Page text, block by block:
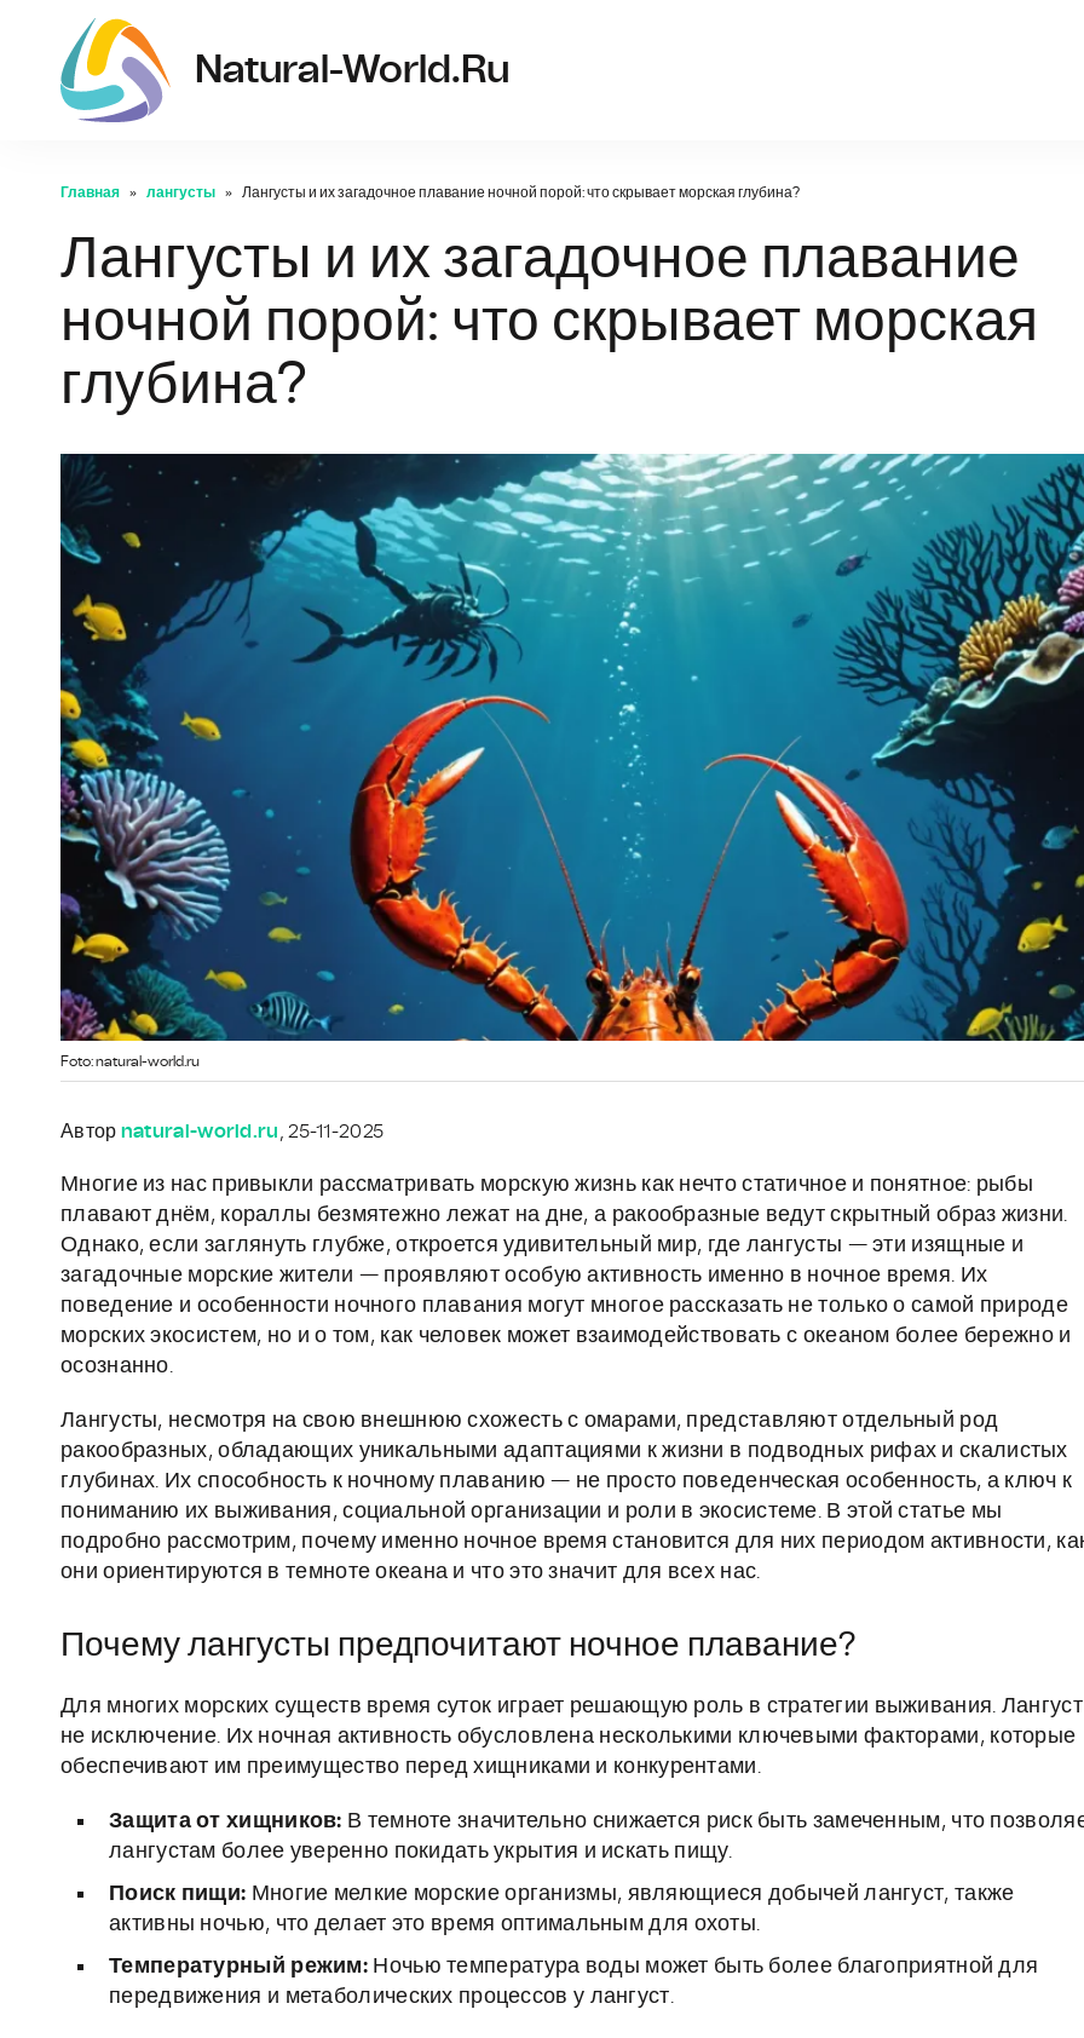
Natural-World.ru
Главная лангусты Лангусты и их загадочное плавание ночной порой: что скрывает морская глубина?
Лангусты и их загадочное плавание
ночной порой: что скрывает морская
глубина?
Foto: natural-world.ru
Автор natural-world.ru, 25-11-2025
Многие из нас привыкли рассматривать морскую жизнь как нечто статичное и понятное: рыбы
плавают днём, кораллы безмятежно лежат на дне, а ракообразные ведут скрытный образ жизни.
Однако, если заглянуть глубже, откроется удивительный мир, где лангусты — эти изящные и
загадочные морские жители — проявляют особую активность именно в ночное время. Их
поведение и особенности ночного плавания могут многое рассказать не только о самой природе
морских экосистем, но и о том, как человек может взаимодействовать с океаном более бережно и
осознанно.
Лангусты, несмотря на свою внешнюю схожесть с омарами, представляют отдельный род
ракообразных, обладающих уникальными адаптациями к жизни в подводных рифах и скалистых
глубинах. Их способность к ночному плаванию — не просто поведенческая особенность, а ключ к
пониманию их выживания, социальной организации и роли в экосистеме. В этой статье мы
подробно рассмотрим, почему именно ночное время становится для них периодом активности,
они ориентируются в темноте океана и что это значит для всех нас.
Почему лангусты предпочитают ночное плавание?
Для многих морских существ время суток играет решающую роль в стратегии выживания.
не исключение. Их ночная активность обусловлена несколькими ключевыми факторами, которые
обеспечивают им преимущество перед хищниками и конкурентами.
Защита от хищников: В темноте значительно снижается риск быть замеченным, что
лангустам более уверенно покидать укрытия и искать пищу.
Поиск пищи: Многие мелкие морские организмы, являющиеся добычей лангуст, также
активны ночью, что делает это время оптимальным для охоты.
Температурный режим: Ночью температура воды может быть более благоприятной для
передвижения и метаболических процессов у лангуст.